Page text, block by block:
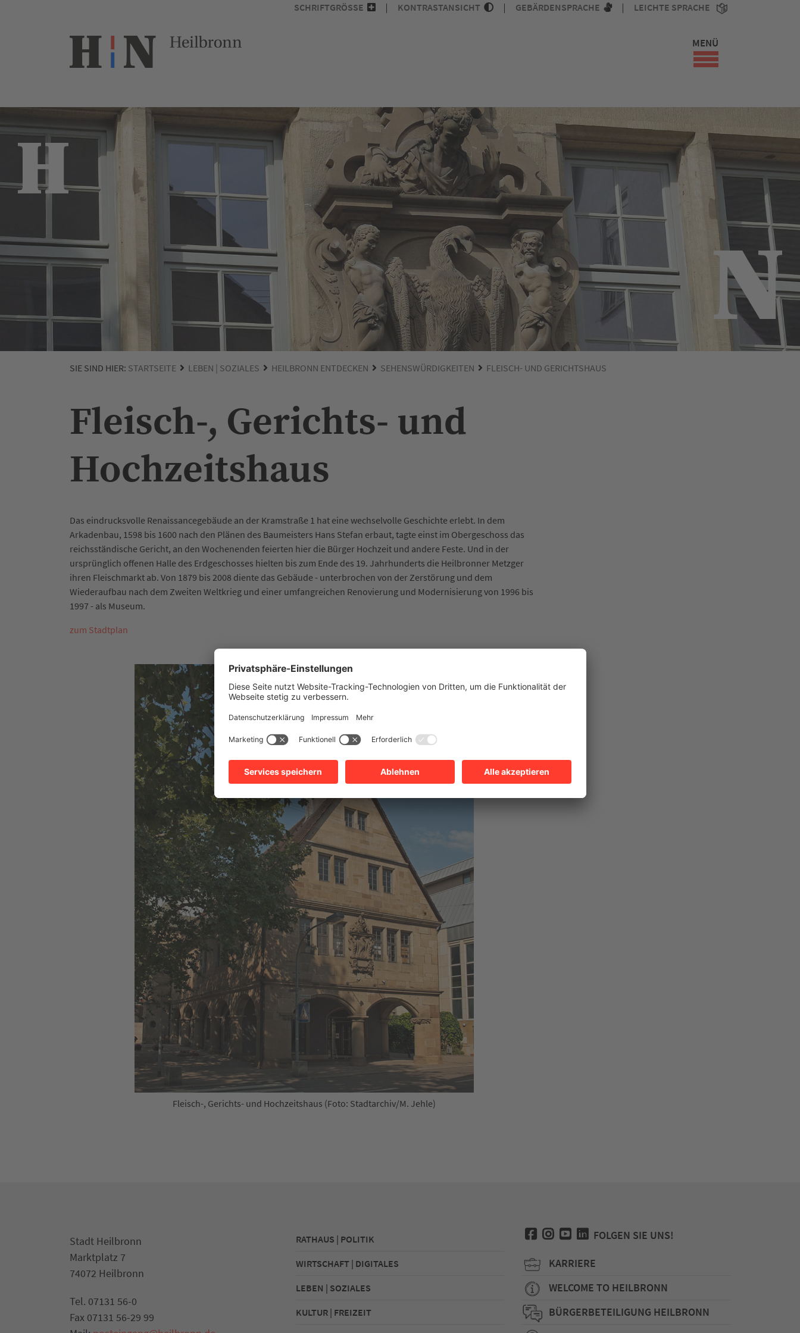
SCHRIFTGRÖSSE KONTRASTANSICHT GEBÄRDENSPRACHE LEICHTE SPRACHE
MENÜ
SIE SIND HIER: STARTSEITE LEBEN | SOZIALES HEILBRONN ENTDECKEN SEHENSWÜRDIGKEITEN FLEISCH- UND GERICHTSHAUS
Fleisch-, Gerichts- und
Hochzeitshaus
Das eindrucksvolle Renaissancegebäude an der Kramstraße 1 hat eine wechselvolle Geschichte erlebt. In dem
Arkadenbau, 1598 bis 1600 nach den Plänen des Baumeisters Hans Stefan erbaut, tagte einst im Obergeschoss das
reichsständische Gericht, an den Wochenenden feierten hier die Bürger Hochzeit und andere Feste. Und in der
ursprünglich offenen Halle des Erdgeschosses hielten bis zum Ende des 19. Jahrhunderts die Heilbronner Metzger
ihren Fleischmarkt ab. Von 1879 bis 2008 diente das Gebäude - unterbrochen von der Zerstörung und dem
Wiederaufbau nach dem Zweiten Weltkrieg und einer umfangreichen Renovierung und Modernisierung von 1996 bis
1997 - als Museum.
zum Stadtplan
Fleisch-, Gerichts- und Hochzeitshaus (Foto: Stadtarchiv/M. Jehle)
Stadt Heilbronn
Marktplatz 7
74072 Heilbronn
Tel. 07131 56-0
Fax 07131 56-29 99
RATHAUS | POLITIK
WIRTSCHAFT | DIGITALES
LEBEN | SOZIALES
KULTUR | FREIZEIT
FOLGEN SIE UNS!
KARRIERE
WELCOME TO HEILBRONN
BÜRGERBETEILIGUNG HEILBRONN